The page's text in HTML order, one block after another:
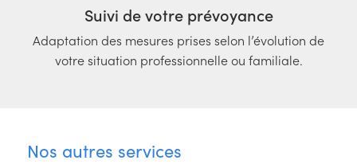
Suivi de votre prévoyance
Adaptation des mesures prises selon l’évolution de
votre situation professionnelle ou familiale.
Nos autres services